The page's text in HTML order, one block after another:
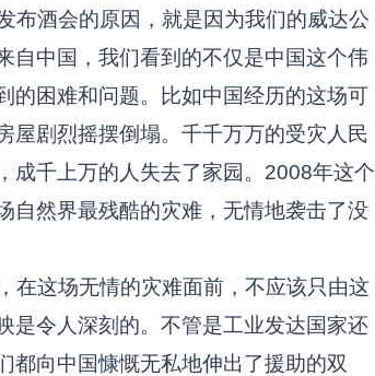
酒会的原因，就是因为我们的威达公
自中国，我们看到的不仅是中国这个伟
的困难和问题。比如中国经历的这场可
屋剧烈摇摆倒塌。千千万万的受灾人民
成千上万的人失去了家园。2008年这个
自然界最残酷的灾难，无情地袭击了没
这场无情的灾难面前，不应该只由这
是令人深刻的。不管是工业发达国家还
都向中国慷慨无私地伸出了援助的双